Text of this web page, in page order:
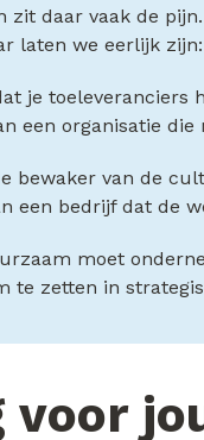
zit daar vaak de
laten we eerlijk
je
een organisatie die
bewaker van de
een bedrijf dat de
moet
zetten in
voor